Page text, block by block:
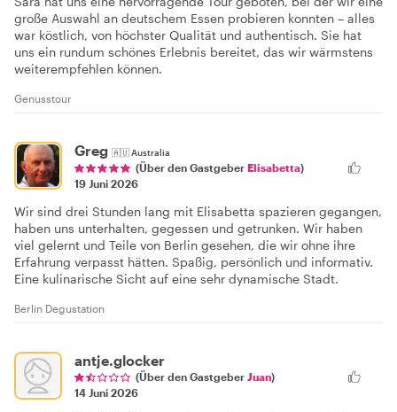
große Auswahl an deutschem Essen probieren konnten – alles
war köstlich, von höchster Qualität und authentisch. Sie hat
uns ein rundum schönes Erlebnis bereitet, das wir wärmstens
weiterempfehlen können.
Genusstour
Greg 🇦🇺Australia
(Über den Gastgeber Elisabetta)
19 Juni 2026
Wir sind drei Stunden lang mit Elisabetta spazieren gegangen,
haben uns unterhalten, gegessen und getrunken. Wir haben
viel gelernt und Teile von Berlin gesehen, die wir ohne ihre
Erfahrung verpasst hätten. Spaßig, persönlich und informativ.
Eine kulinarische Sicht auf eine sehr dynamische Stadt.
Berlin Degustation
antje.glocker
(Über den Gastgeber Juan)
14 Juni 2026